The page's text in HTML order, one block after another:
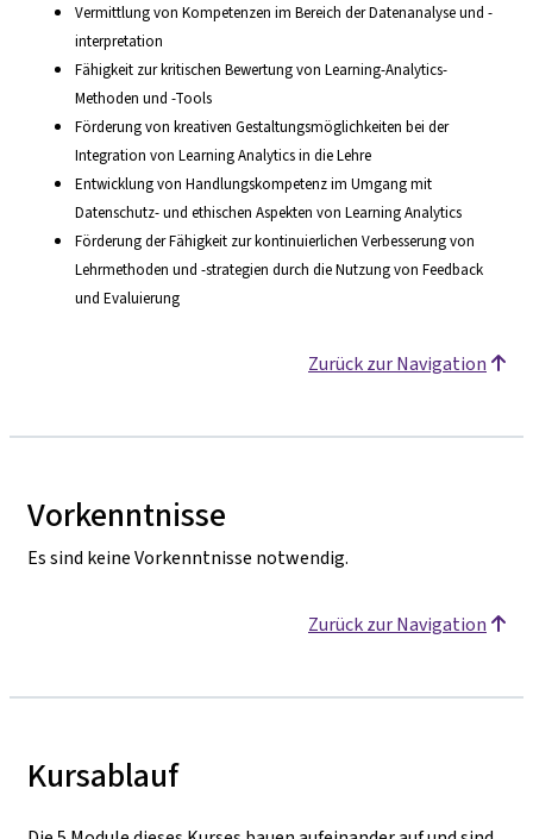
Vermittlung von Kompetenzen im Bereich der Datenanalyse und -
interpretation
Fähigkeit zur kritischen Bewertung von Learning-Analytics-
Methoden und -Tools
Förderung von kreativen Gestaltungsmöglichkeiten bei der
Integration von Learning Analytics in die Lehre
Entwicklung von Handlungskompetenz im Umgang mit
Datenschutz- und ethischen Aspekten von Learning Analytics
Förderung der Fähigkeit zur kontinuierlichen Verbesserung von
Lehrmethoden und -strategien durch die Nutzung von Feedback
und Evaluierung
Zurück zur Navigation
Vorkenntnisse
Es sind keine Vorkenntnisse notwendig.
Zurück zur Navigation
Kursablauf